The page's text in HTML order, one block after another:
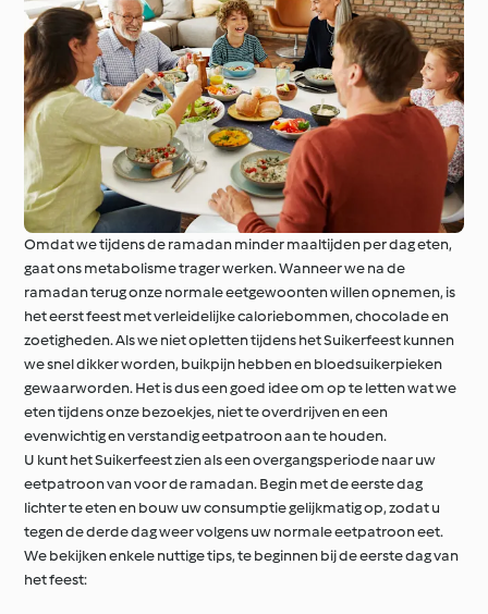
Omdat we tijdens de ramadan minder maaltijden per dag eten,
gaat ons metabolisme trager werken. Wanneer we na de
ramadan terug onze normale eetgewoonten willen opnemen, is
het eerst feest met verleidelijke caloriebommen, chocolade en
zoetigheden. Als we niet opletten tijdens het Suikerfeest kunnen
we snel dikker worden, buikpijn hebben en bloedsuikerpieken
gewaarworden. Het is dus een goed idee om op te letten wat we
eten tijdens onze bezoekjes, niet te overdrijven en een
evenwichtig en verstandig eetpatroon aan te houden.
U kunt het Suikerfeest zien als een overgangsperiode naar uw
eetpatroon van voor de ramadan. Begin met de eerste dag
lichter te eten en bouw uw consumptie gelijkmatig op, zodat u
tegen de derde dag weer volgens uw normale eetpatroon eet.
We bekijken enkele nuttige tips, te beginnen bij de eerste dag van
het feest: